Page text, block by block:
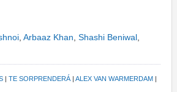
, Arbaaz Khan, Shashi Beniwal,
TE SORPRENDERÁ ALEX VAN WARMERDAM